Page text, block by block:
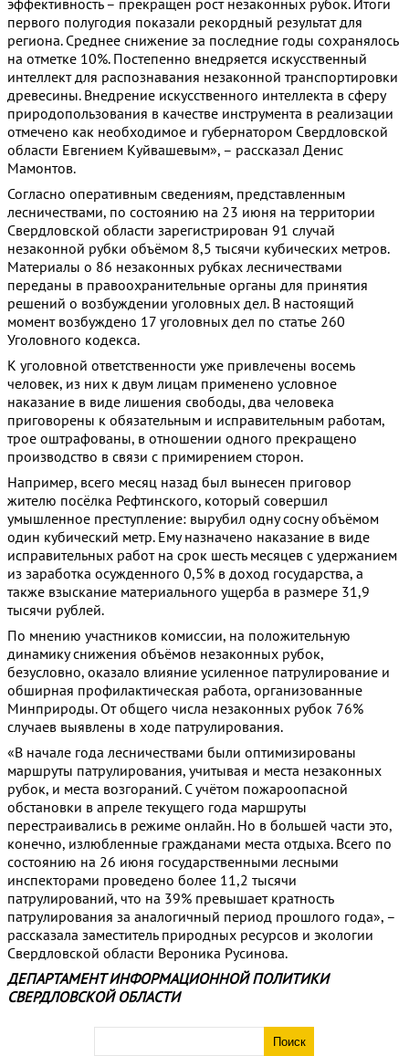
эффективность – прекращён рост незаконных рубок. Итоги
первого полугодия показали рекордный результат для
региона. Среднее снижение за последние годы сохранялось
на отметке 10%. Постепенно внедряется искусственный
интеллект для распознавания незаконной транспортировки
древесины. Внедрение искусственного интеллекта в сферу
природопользования в качестве инструмента в реализации
отмечено как необходимое и губернатором Свердловской
области Евгением Куйвашевым», – рассказал Денис
Мамонтов.
Согласно оперативным сведениям, представленным
лесничествами, по состоянию на 23 июня на территории
Свердловской области зарегистрирован 91 случай
незаконной рубки объёмом 8,5 тысячи кубических метров.
Материалы о 86 незаконных рубках лесничествами
переданы в правоохранительные органы для принятия
решений о возбуждении уголовных дел. В настоящий
момент возбуждено 17 уголовных дел по статье 260
Уголовного кодекса.
К уголовной ответственности уже привлечены восемь
человек, из них к двум лицам применено условное
наказание в виде лишения свободы, два человека
приговорены к обязательным и исправительным работам,
трое оштрафованы, в отношении одного прекращено
производство в связи с примирением сторон.
Например, всего месяц назад был вынесен приговор
жителю посёлка Рефтинского, который совершил
умышленное преступление: вырубил одну сосну объёмом
один кубический метр. Ему назначено наказание в виде
исправительных работ на срок шесть месяцев с удержанием
из заработка осужденного 0,5% в доход государства, а
также взыскание материального ущерба в размере 31,9
тысячи рублей.
По мнению участников комиссии, на положительную
динамику снижения объёмов незаконных рубок,
безусловно, оказало влияние усиленное патрулирование и
обширная профилактическая работа, организованные
Минприроды. От общего числа незаконных рубок 76%
случаев выявлены в ходе патрулирования.
«В начале года лесничествами были оптимизированы
маршруты патрулирования, учитывая и места незаконных
рубок, и места возгораний. С учётом пожароопасной
обстановки в апреле текущего года маршруты
перестраивались в режиме онлайн. Но в большей части это,
конечно, излюбленные гражданами места отдыха. Всего по
состоянию на 26 июня государственными лесными
инспекторами проведено более 11,2 тысячи
патрулирований, что на 39% превышает кратность
патрулирования за аналогичный период прошлого года», –
рассказала заместитель природных ресурсов и экологии
Свердловской области Вероника Русинова.
ДЕПАРТАМЕНТ ИНФОРМАЦИОННОЙ ПОЛИТИКИ
СВЕРДЛОВСКОЙ ОБЛАСТИ